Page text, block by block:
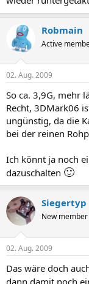
Robmain
Active
02. Aug. 2009
So ca. 3,9G, mehr
Recht, 3DMark06
ungünstig, da die
bei der reinen
Ich könnt ja noch
dazuschalten 🙂
Siegertyp
New member
02. Aug. 2009
Das wäre doch
dann damit noch